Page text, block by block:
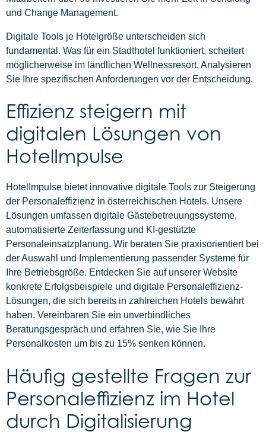
und Change Management.
Digitale Tools je Hotelgröße unterscheiden sich
fundamental. Was für ein Stadthotel funktioniert, scheitert
möglicherweise im ländlichen Wellnessresort. Analysieren
Sie Ihre spezifischen Anforderungen vor der Entscheidung.
Effizienz steigern mit
digitalen Lösungen von
HotelImpulse
HotelImpulse bietet innovative digitale Tools zur Steigerung
der Personaleffizienz in österreichischen Hotels. Unsere
Lösungen umfassen digitale Gästebetreuungssysteme,
automatisierte Zeiterfassung und KI-gestützte
Personaleinsatzplanung. Wir beraten Sie praxisorientiert bei
der Auswahl und Implementierung passender Systeme für
Ihre Betriebsgröße. Entdecken Sie auf unserer Website
konkrete Erfolgsbeispiele und digitale Personaleffizienz-
Lösungen, die sich bereits in zahlreichen Hotels bewährt
haben. Vereinbaren Sie ein unverbindliches
Beratungsgespräch und erfahren Sie, wie Sie Ihre
Personalkosten um bis zu 15% senken können.
Häufig gestellte Fragen zur
Personaleffizienz im Hotel
durch Digitalisierung